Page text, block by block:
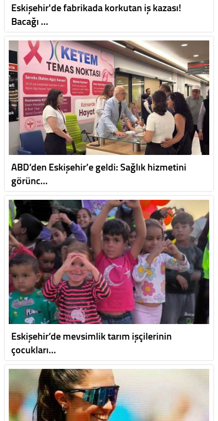
Eskişehir'de fabrikada korkutan iş kazası!
Bacağı …
ABD’den Eskişehir’e geldi: Sağlık hizmetini
görünc…
Eskişehir’de mevsimlik tarım işçilerinin
çocukları…